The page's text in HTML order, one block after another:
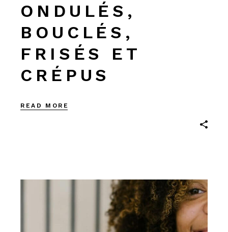
ONDULÉS,
BOUCLÉS,
FRISÉS ET
CRÉPUS
READ MORE